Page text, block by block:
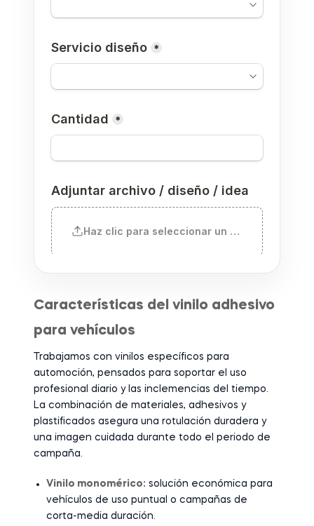
Características del vinilo adhesivo
para vehículos
Trabajamos con vinilos específicos para
automoción, pensados para soportar el uso
profesional diario y las inclemencias del tiempo.
La combinación de materiales, adhesivos y
plastificados asegura una rotulación duradera y
una imagen cuidada durante todo el periodo de
campaña.
Vinilo monomérico: solución económica para
vehículos de uso puntual o campañas de
corta-media duración.